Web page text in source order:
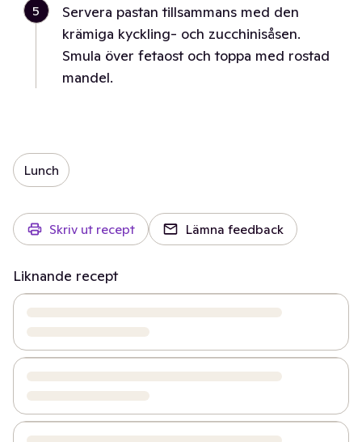
5
Servera pastan tillsammans med den
krämiga kyckling- och zucchinisåsen.
Smula över fetaost och toppa med rostad
mandel.
Lunch
Skriv ut recept Lämna feedback
Liknande recept